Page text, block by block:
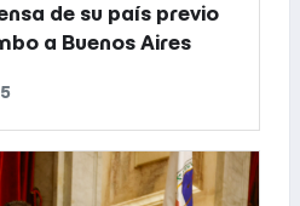
de su país previo
a Buenos Aires